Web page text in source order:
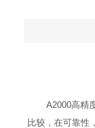
A2000高精
比较，在可靠性